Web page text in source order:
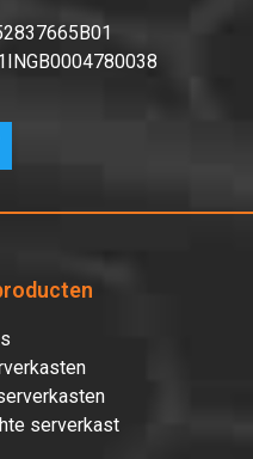
serverkast